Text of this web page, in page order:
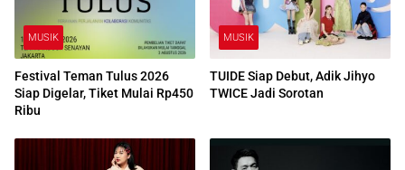
MUSIK
Festival Teman Tulus 2026
Siap Digelar, Tiket Mulai Rp450
Ribu
MUSIK
TUIDE Siap Debut, Adik Jihyo
TWICE Jadi Sorotan